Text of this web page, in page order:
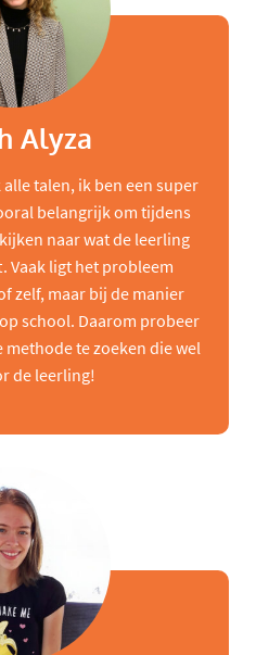
Alyza
talen, ik ben een super
belangrijk om tijdens
naar wat de leerling
Vaak ligt het probleem
zelf, maar bij de manier
school. Daarom probeer
te zoeken die wel
de leerling!